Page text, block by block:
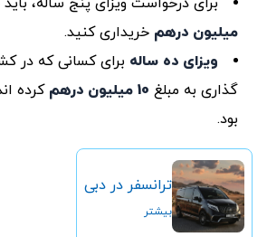
میلیون درهم خریداری کنید.
ویزای ده ساله برای کسانی که در
گذاری به مبلغ 10 میلیون درهم
کرده
بود.
ترانسفر در دبی
بیشتر